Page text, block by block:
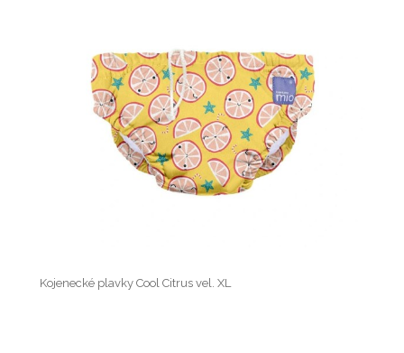
Kojenecké plavky Cool Citrus vel. XL